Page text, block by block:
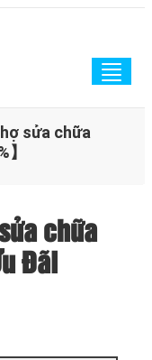
sửa chữa
chữa
Đãi